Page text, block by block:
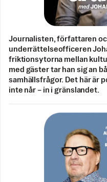
Journalisten, författaren
underrättelseofficeren
friktionsytorna mellan
med gäster tar han sig an
samhällsfrågor. Det här är
inte når – in i gränslandet.